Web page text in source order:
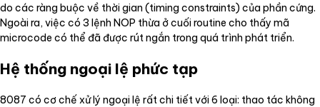
do các ràng buộc về thời gian (timing constraints) của phần cứng.
Ngoài ra, việc có 3 lệnh NOP thừa ở cuối routine cho thấy mã
microcode có thể đã được rút ngắn trong quá trình phát triển.
Hệ thống ngoại lệ phức tạp
8087 có cơ chế xử lý ngoại lệ rất chi tiết với 6 loại: thao tác không